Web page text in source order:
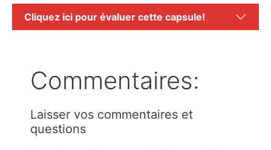
Cliquez ici pour évaluer cette capsule!
Commentaires:
Laisser vos commentaires et
questions